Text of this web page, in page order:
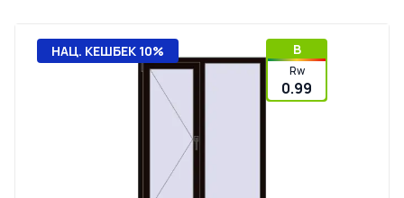
НАЦ. КЕШБЕК 10% B
Rw
0.99